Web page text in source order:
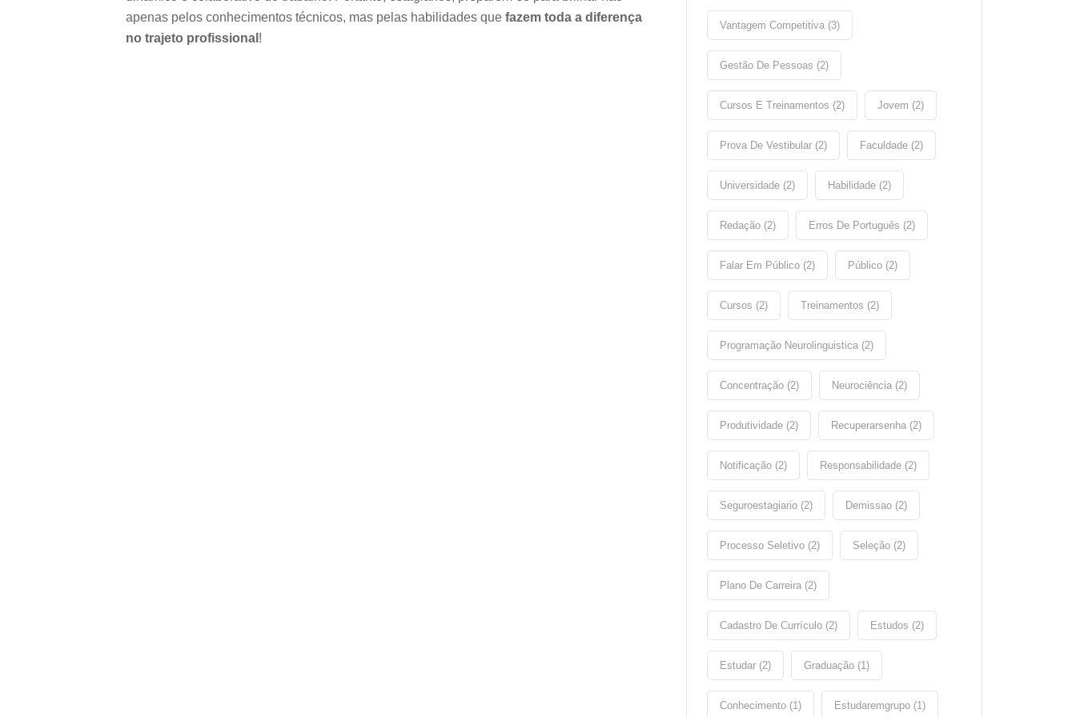
apenas pelos conhecimentos técnicos, mas pelas habilidades que fazem toda a diferença
no trajeto profissional !
Vantagem Competitiva (3)
Gestão De Pessoas (2)
Cursos E Treinamentos (2) Jovem (2)
Prova De Vestibular (2) Faculdade (2)
Universidade (2) Habilidade (2)
Redação (2) Erros De Português (2)
Falar Em Público (2) Público (2)
Cursos (2) Treinamentos (2)
Programação Neurolinguistica (2)
Concentração (2) Neurociência (2)
Produtividade (2) Recuperarsenha (2)
Notificação (2) Responsabilidade (2)
Seguroestagiario (2) Demissao (2)
Processo Seletivo (2) Seleção (2)
Plano De Carreira (2)
Cadastro De Currículo (2) Estudos (2)
Estudar (2) Graduação (1)
Conhecimento (1) Estudaremgrupo (1)